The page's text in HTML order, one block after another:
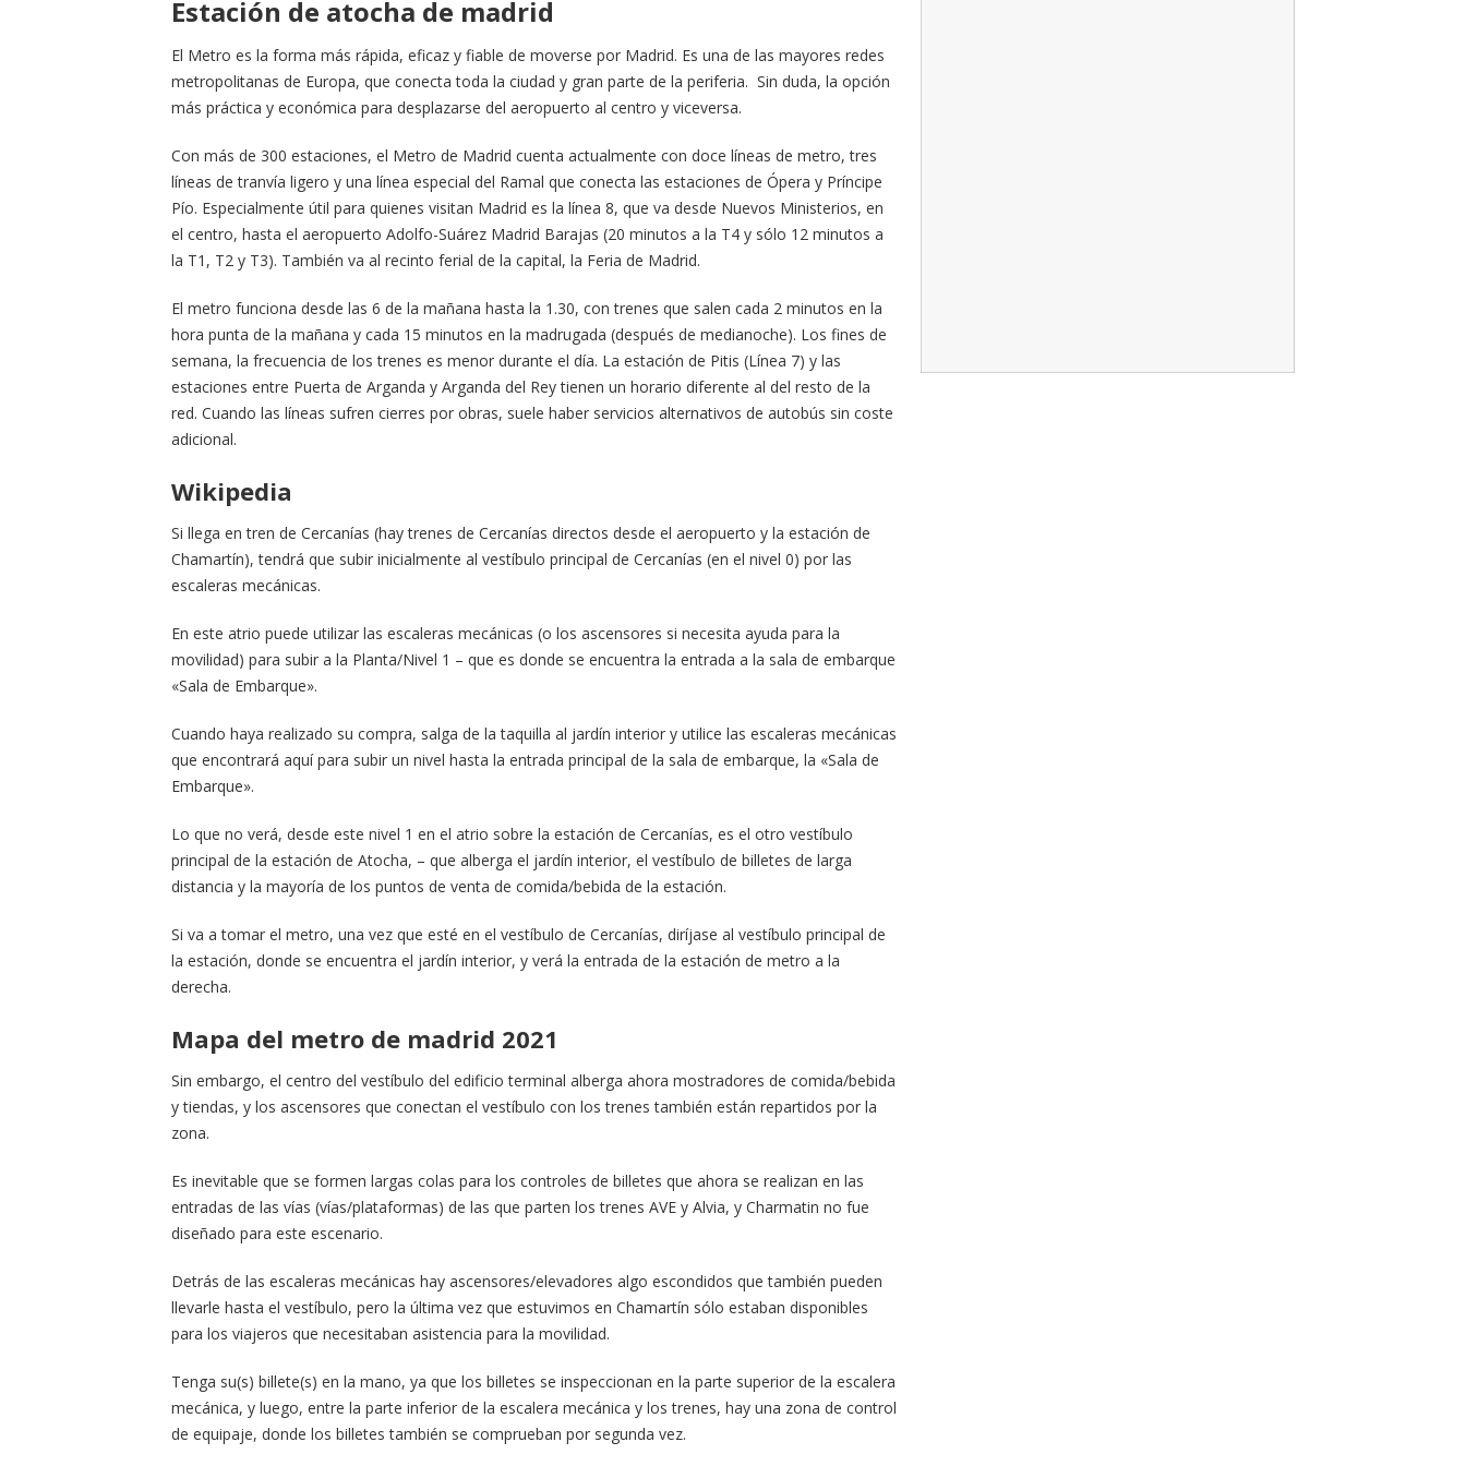
Estación de atocha de madrid
El Metro es la forma más rápida, eficaz y fiable de moverse por Madrid. Es una de las mayores redes
metropolitanas de Europa, que conecta toda la ciudad y gran parte de la periferia. Sin duda, la opción
más práctica y económica para desplazarse del aeropuerto al centro y viceversa.
Con más de 300 estaciones, el Metro de Madrid cuenta actualmente con doce líneas de metro, tres
líneas de tranvía ligero y una línea especial del Ramal que conecta las estaciones de Ópera y Príncipe
Pío. Especialmente útil para quienes visitan Madrid es la línea 8, que va desde Nuevos Ministerios, en
el centro, hasta el aeropuerto Adolfo-Suárez Madrid Barajas (20 minutos a la T4 y sólo 12 minutos a
la T1, T2 y T3). También va al recinto ferial de la capital, la Feria de Madrid.
El metro funciona desde las 6 de la mañana hasta la 1.30, con trenes que salen cada 2 minutos en la
hora punta de la mañana y cada 15 minutos en la madrugada (después de medianoche). Los fines de
semana, la frecuencia de los trenes es menor durante el día. La estación de Pitis (Línea 7) y las
estaciones entre Puerta de Arganda y Arganda del Rey tienen un horario diferente al del resto de la
red. Cuando las líneas sufren cierres por obras, suele haber servicios alternativos de autobús sin coste
adicional.
Wikipedia
Si llega en tren de Cercanías (hay trenes de Cercanías directos desde el aeropuerto y la estación de
Chamartín), tendrá que subir inicialmente al vestíbulo principal de Cercanías (en el nivel 0) por las
escaleras mecánicas.
En este atrio puede utilizar las escaleras mecánicas (o los ascensores si necesita ayuda para la
movilidad) para subir a la Planta/Nivel 1 – que es donde se encuentra la entrada a la sala de embarque
«Sala de Embarque».
Cuando haya realizado su compra, salga de la taquilla al jardín interior y utilice las escaleras mecánicas
que encontrará aquí para subir un nivel hasta la entrada principal de la sala de embarque, la «Sala de
Embarque».
Lo que no verá, desde este nivel 1 en el atrio sobre la estación de Cercanías, es el otro vestíbulo
principal de la estación de Atocha, – que alberga el jardín interior, el vestíbulo de billetes de larga
distancia y la mayoría de los puntos de venta de comida/bebida de la estación.
Si va a tomar el metro, una vez que esté en el vestíbulo de Cercanías, diríjase al vestíbulo principal de
la estación, donde se encuentra el jardín interior, y verá la entrada de la estación de metro a la
derecha.
Mapa del metro de madrid 2021
Sin embargo, el centro del vestíbulo del edificio terminal alberga ahora mostradores de comida/bebida
y tiendas, y los ascensores que conectan el vestíbulo con los trenes también están repartidos por la
zona.
Es inevitable que se formen largas colas para los controles de billetes que ahora se realizan en las
entradas de las vías (vías/plataformas) de las que parten los trenes AVE y Alvia, y Charmatin no fue
diseñado para este escenario.
Detrás de las escaleras mecánicas hay ascensores/elevadores algo escondidos que también pueden
llevarle hasta el vestíbulo, pero la última vez que estuvimos en Chamartín sólo estaban disponibles
para los viajeros que necesitaban asistencia para la movilidad.
Tenga su(s) billete(s) en la mano, ya que los billetes se inspeccionan en la parte superior de la escalera
mecánica, y luego, entre la parte inferior de la escalera mecánica y los trenes, hay una zona de control
de equipaje, donde los billetes también se comprueban por segunda vez.